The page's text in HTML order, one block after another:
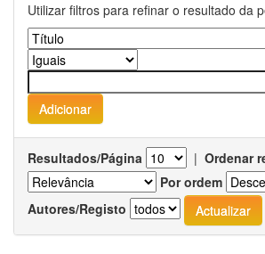
Utilizar filtros para refinar o resultado da
Resultados/Página | Ordenar
Por ordem
Autores/Registo